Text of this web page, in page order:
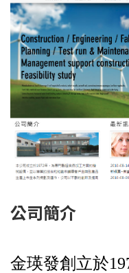
公司簡介
金瑛發創立於